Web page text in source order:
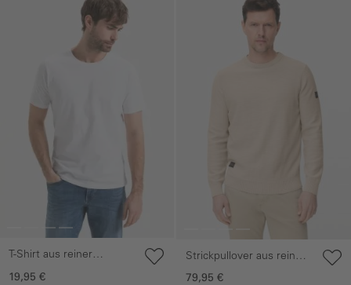
T-Shirt aus reiner
Baumwolle
19,95 €
Strickpullover aus reiner
Baumwolle
79,95 €